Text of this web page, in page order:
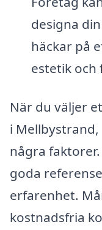
designa
häckar på
estetik
När du väljer
i
några
goda
erfarenhet.
kostnadsfria